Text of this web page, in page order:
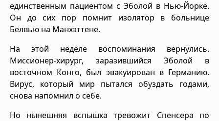
единственным пациентом с Эболой в Нью-Йорке.
Он до сих пор помнит изолятор в больнице
Белвью на Манхэттене.
На этой неделе воспоминания вернулись.
Миссионер-хирург, заразившийся Эболой в
восточном Конго, был эвакуирован в Германию.
Вирус, который мир пытался обуздать годами,
снова напомнил о себе.
Но нынешняя вспышка тревожит Спенсера по